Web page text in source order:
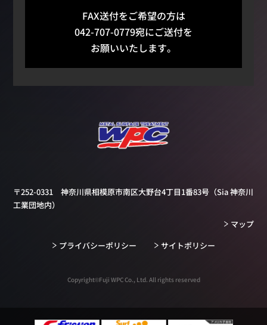
FAX送付をご希望の方は
042-707-0779宛にご送付を
お願いいたします。
〒252-0331 神奈川県相模原市南区大野台4丁目1番83号 （Sia 神奈川
工業団地内）
マップ
プライバシーポリシー
サイトポリシー
Copyright©Fuji WPC Co., Ltd. All rights reserved